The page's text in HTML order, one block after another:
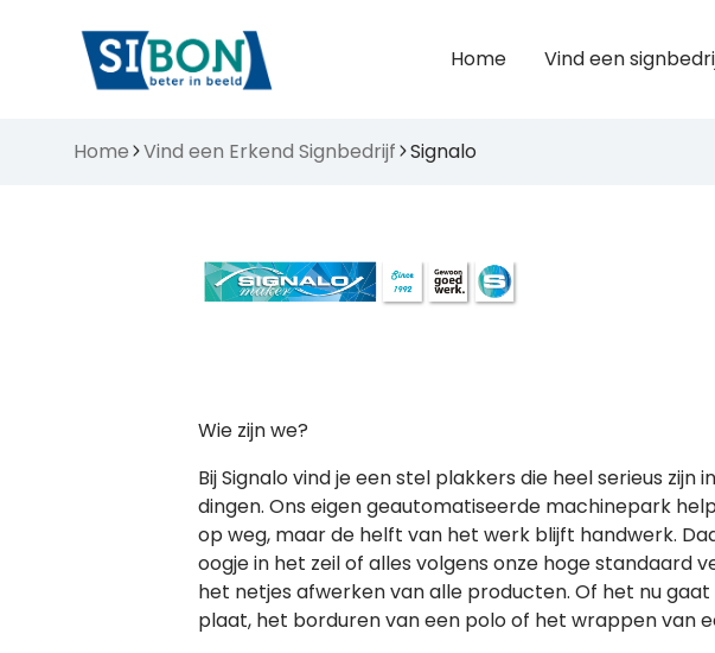
Home Vind een
Home Vind een Erkend Signbedrijf Signalo
Wie zijn we?
Bij Signalo vind je een stel plakkers die heel serieus zijn
dingen. Ons eigen geautomatiseerde machinepark
op weg, maar de helft van het werk blijft handwerk.
oogje in het zeil of alles volgens onze hoge standaard
het netjes afwerken van alle producten. Of het nu
plaat, het borduren van een polo of het wrappen van